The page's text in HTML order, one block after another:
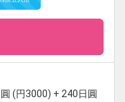
(円3000) + 240日圓